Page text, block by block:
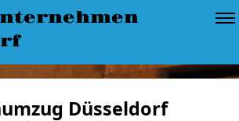
Düsseldorf